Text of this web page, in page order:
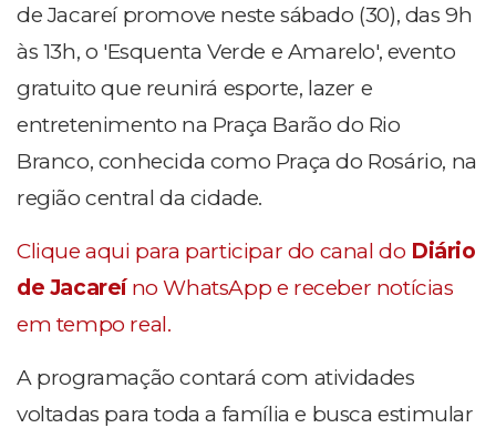
de Jacareí promove neste sábado (30), das 9h
às 13h, o 'Esquenta Verde e Amarelo', evento
gratuito que reunirá esporte, lazer e
entretenimento na Praça Barão do Rio
Branco, conhecida como Praça do Rosário, na
região central da cidade.
Clique aqui para participar do canal do Diário
de Jacareíno WhatsApp e receber notícias
em tempo real.
A programação contará com atividades
voltadas para toda a família e busca estimular